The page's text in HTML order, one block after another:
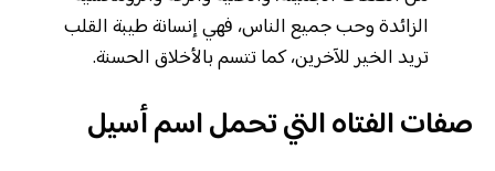
الزائدة وحب جميع الناس، فهي إنسانة طيبة القلب
تريد الخير للآخرين، كما تتسم بالأخلاق الحسنة.
صفات الفتاه التي تحمل اسم أسيل